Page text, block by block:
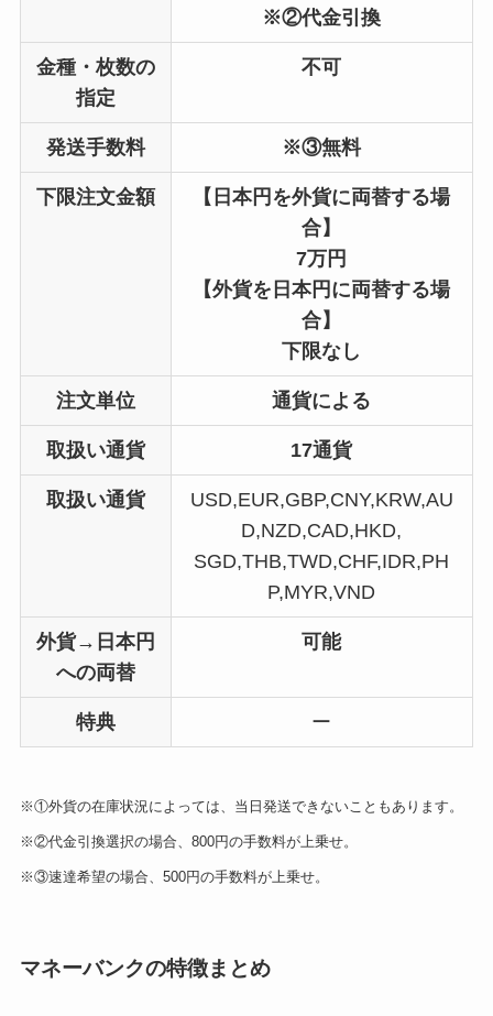
※②代金引換
金種・枚数の
指定
不可
発送手数料 ※③無料
下限注文金額
【日本円を外貨に両替する場
合】
7万円
【外貨を日本円に両替する場
合】
下限なし
注文単位 通貨による
取扱い通貨 17通貨
取扱い通貨
USD,EUR,GBP,CNY,KRW,AU
D,NZD,CAD,HKD,
SGD,THB,TWD,CHF,IDR,PH
P,MYR,VND
外貨→日本円
への両替
可能
特典 ー
※①外貨の在庫状況によっては、当日発送できないこともあります。
※②代金引換選択の場合、800円の手数料が上乗せ。
※③速達希望の場合、500円の手数料が上乗せ。
マネーバンクの特徴まとめ